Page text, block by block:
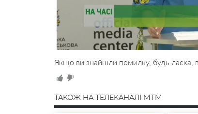
Якщо ви знайшли помилку, будь ласка,
ТАКОЖ НА ТЕЛЕКАНАЛІ MTM